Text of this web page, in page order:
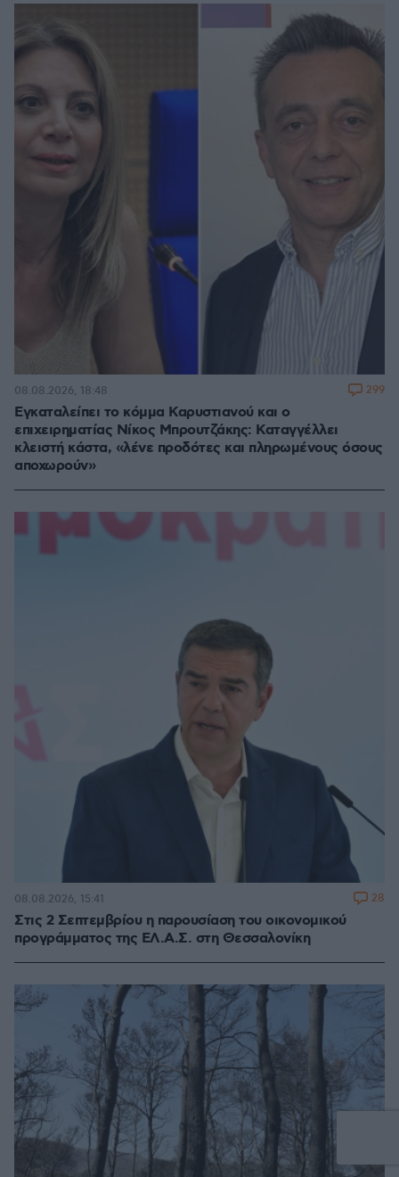
Εγκαταλείπει το κόμμα Καρυστιανού και ο
επιχειρηματίας Νίκος Μπρουτζάκης: Καταγγέλλει
κλειστή κάστα, «λένε προδότες και πληρωμένους όσους
αποχωρούν»
08.08.2026, 18:48 299
Στις 2 Σεπτεμβρίου η παρουσίαση του οικονομικού
προγράμματος της ΕΛ.Α.Σ. στη Θεσσαλονίκη
08.08.2026, 15:41 28